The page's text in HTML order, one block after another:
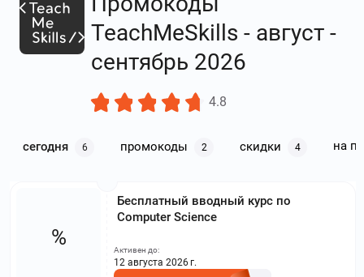
TeachMeSkills - август -
сентябрь 2026
4.8
сегодня 6 промокоды 2 скидки 4 на
Бесплатный вводный курс по
Computer Science
%
Активен до:
12 августа 2026 г.